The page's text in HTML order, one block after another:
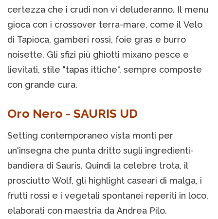
certezza che i crudi non vi deluderanno. Il menu
gioca con i crossover terra-mare, come il Velo
di Tapioca, gamberi rossi, foie gras e burro
noisette. Gli sfizi più ghiotti mixano pesce e
lievitati, stile "tapas ittiche", sempre composte
con grande cura.
Oro Nero - SAURIS UD
Setting contemporaneo vista monti per
un'insegna che punta dritto sugli ingredienti-
bandiera di Sauris. Quindi la celebre trota, il
prosciutto Wolf, gli highlight caseari di malga, i
frutti rossi e i vegetali spontanei reperiti in loco,
elaborati con maestria da Andrea Pilo.